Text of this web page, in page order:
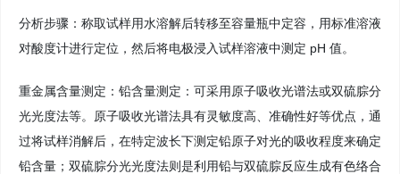
分析步骤：称取试样用水溶解后转移至容量瓶中定容，用标准溶液
对酸度计进行定位，然后将电极浸入试样溶液中测定 pH 值。
重金属含量测定：铅含量测定：可采用原子吸收光谱法或双硫腙分
光光度法等。原子吸收光谱法具有灵敏度高、准确性好等优点，通
过将试样消解后，在特定波长下测定铅原子对光的吸收程度来确定
铅含量；双硫腙分光光度法则是利用铅与双硫腙反应生成有色络合